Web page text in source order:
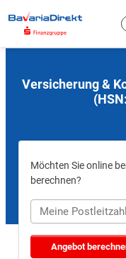
Hauptinhalt
Versicherung &
Möchten Sie online
berechnen?
Angebot